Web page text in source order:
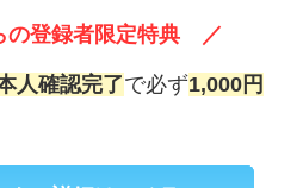
登録者限定特典 ／
人確認完了で必ず1,000円